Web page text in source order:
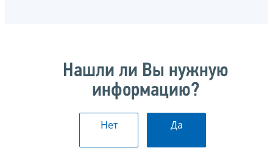
Нашли ли Вы нужную
информацию?
Нет Да